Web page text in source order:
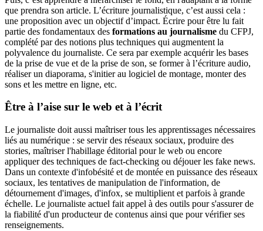
que prendra son article. L’écriture journalistique, c’est aussi cela :
une proposition avec un objectif d’impact. Écrire pour être lu fait
partie des fondamentaux des formations au journalisme du CFPJ,
complété par des notions plus techniques qui augmentent la
polyvalence du journaliste. Ce sera par exemple acquérir les bases
de la prise de vue et de la prise de son, se former à l’écriture audio,
réaliser un diaporama, s'initier au logiciel de montage, monter des
sons et les mettre en ligne, etc.
Être à l’aise sur le web et à l’écrit
Le journaliste doit aussi maîtriser tous les apprentissages nécessaires
liés au numérique : se servir des réseaux sociaux, produire des
stories, maîtriser l'habillage éditorial pour le web ou encore
appliquer des techniques de fact-checking ou déjouer les fake news.
Dans un contexte d'infobésité et de montée en puissance des réseaux
sociaux, les tentatives de manipulation de l'information, de
détournement d'images, d'infox, se multiplient et parfois à grande
échelle. Le journaliste actuel fait appel à des outils pour s'assurer de
la fiabilité d'un producteur de contenus ainsi que pour vérifier ses
renseignements.